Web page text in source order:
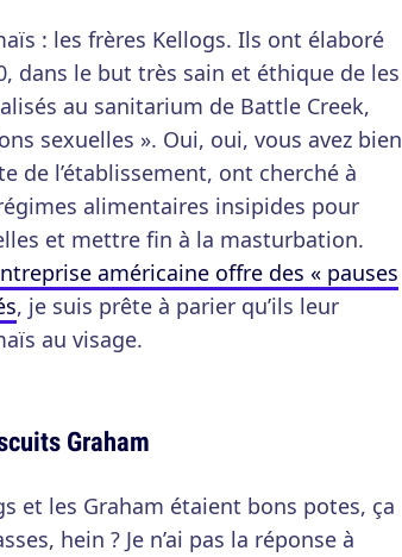
: les frères Kellogs. Ils ont élaboré
dans le but très sain et éthique de les
au sanitarium de Battle Creek,
sexuelles ». Oui, oui, vous avez bien
de l’établissement, ont cherché à
alimentaires insipides pour
et mettre fin à la masturbation.
américaine offre des « pauses
, je suis prête à parier qu’ils leur
au visage.
Graham
et les Graham étaient bons potes, ça
hein ? Je n’ai pas la réponse à